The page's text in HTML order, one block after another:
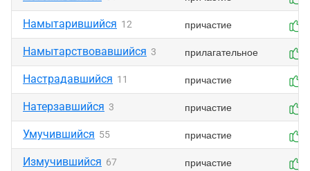
Намытарившийся 12 причастие
Намытарствовавшийся 3 прилагательное
Настрадавшийся 11 причастие
Натерзавшийся 3 причастие
Умучившийся 55 причастие
Измучившийся 67 причастие